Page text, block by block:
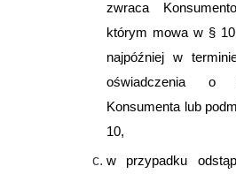
zwraca
którym mowa w §
najpóźniej w
oświadczenia o
Konsumenta lub
10,
w przypadku